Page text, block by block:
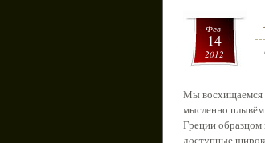
Фев
14
2012
Мы восхищаемся
мысленно
Греции
доступные